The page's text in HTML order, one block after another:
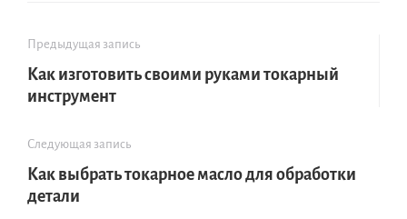
Предыдущая запись
Как изготовить своими руками токарный
инструмент
Следующая запись
Как выбрать токарное масло для обработки
детали